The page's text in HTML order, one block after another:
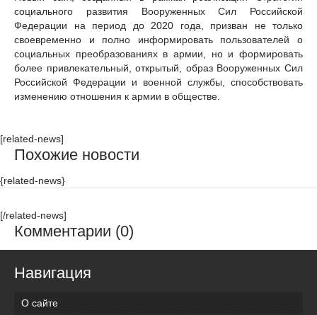
социального развития Вооруженных Сил Российской
Федерации на период до 2020 года, призван не только
своевременно и полно информировать пользователей о
социальных преобразованиях в армии, но и формировать
более привлекательный, открытый, образ Вооруженных Сил
Российской Федерации и военной службы, способствовать
изменению отношения к армии в обществе.
[related-news]
Похожие новости
{related-news}
[/related-news]
Комментарии (0)
Навигация
О сайте